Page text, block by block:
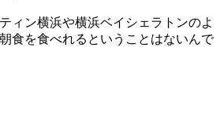
ィン横浜や横浜ベイシェラトンのよ
食を食べれるということはないんで